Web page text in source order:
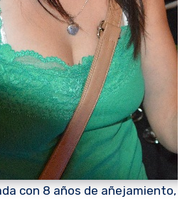
con 8 años de añejamiento,